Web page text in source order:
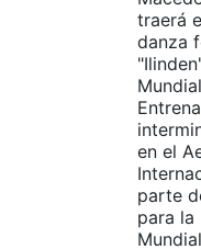
traerá
danza
en el
parte
para la
Mundial